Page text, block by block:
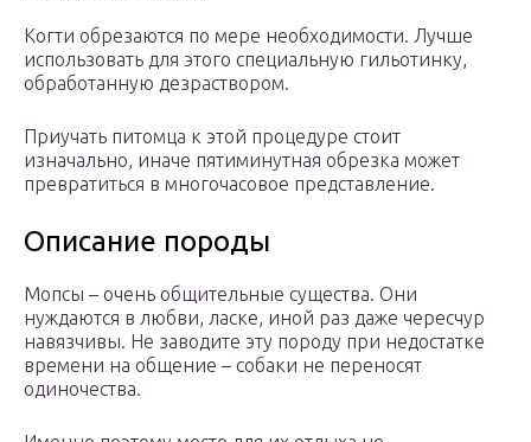
Когти обрезаются по мере необходимости. Лучше
использовать для этого специальную гильотинку,
обработанную дезраствором.
Приучать питомца к этой процедуре стоит
изначально, иначе пятиминутная обрезка может
превратиться в многочасовое представление.
Описание породы
Мопсы – очень общительные существа. Они
нуждаются в любви, ласке, иной раз даже чересчур
навязчивы. Не заводите эту породу при недостатке
времени на общение – собаки не переносят
одиночества.